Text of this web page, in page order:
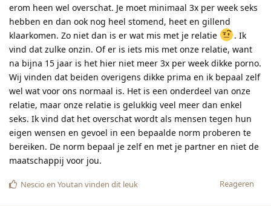
erom heen wel overschat. Je moet minimaal 3x per week seks
hebben en dan ook nog heel stomend, heet en gillend
klaarkomen. Zo niet dan is er wat mis met je relatie
. Ik
vind dat zulke onzin. Of er is iets mis met onze relatie, want
na bijna 15 jaar is het hier niet meer 3x per week dikke porno.
Wij vinden dat beiden overigens dikke prima en ik bepaal zelf
wel wat voor ons normaal is. Het is een onderdeel van onze
relatie, maar onze relatie is gelukkig veel meer dan enkel
seks. Ik vind dat het overschat wordt als mensen tegen hun
eigen wensen en gevoel in een bepaalde norm proberen te
bereiken. De norm bepaal je zelf en met je partner en niet de
maatschappij voor jou.
Reageren
Nescio en Youtan vinden dit leuk